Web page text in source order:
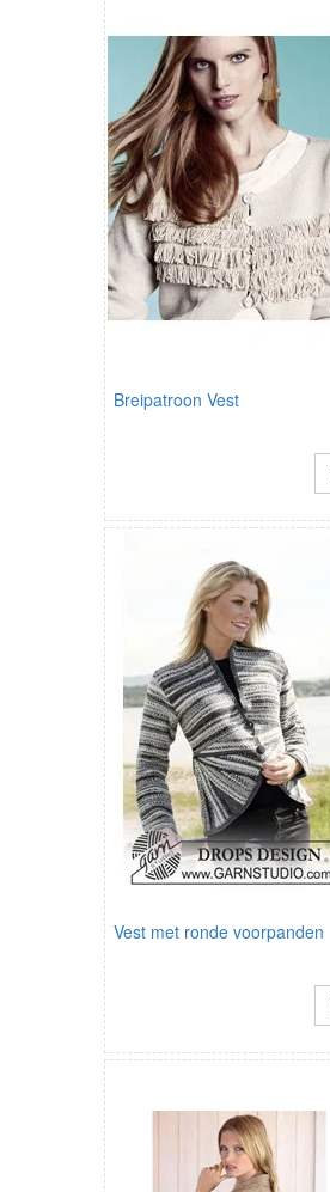
Breipatroon Vest
Vest met ronde voorpanden